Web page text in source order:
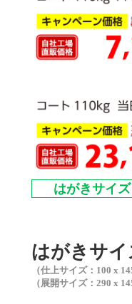
はがきサイ
はがきサ
（仕上サイズ：100 x
（展開サイズ：290 x